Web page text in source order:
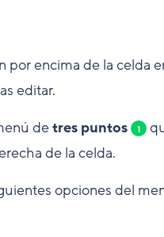
por encima de la celda
editar.
detres puntos 1
de la celda.
opciones del